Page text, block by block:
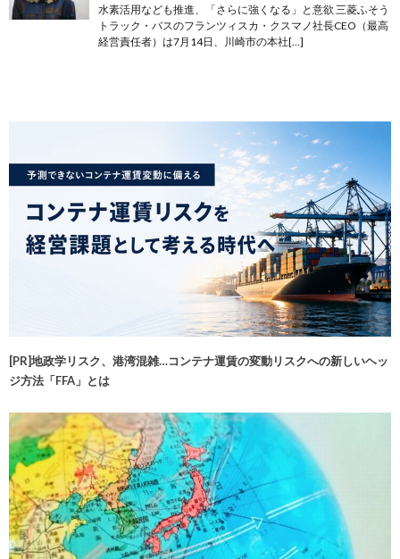
水素活用なども推進、「さらに強くなる」と意欲 三菱ふそう
トラック・バスのフランツィスカ・クスマノ社長CEO（最高
経営責任者）は7月14日、川崎市の本社[…]
[PR]地政学リスク、港湾混雑…コンテナ運賃の変動リスクへの新しいヘッ
ジ方法「FFA」とは